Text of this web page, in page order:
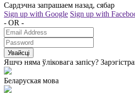
Сардэчна запрашаем назад, сябар
Sign up with Google Sign up with
- OR -
Увайсці
Яшчэ няма ўліковага запісу?
Беларуская мова